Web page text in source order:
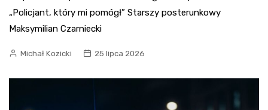
„Policjant, który mi pomógł” Starszy posterunkowy
Maksymilian Czarniecki
Michał Kozicki 25 lipca 2026